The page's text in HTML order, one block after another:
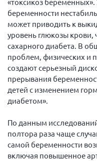
г. Севастополь
Самарская область
Самарская
Самарская
Свердловская
Смоленская область
Ставропольский край
Сахалинская
Томская область
Тульская область
беременности
может приводить к
уровень глюкозы крови,
сахарного диабета. В
проблем, физических и
создают серьезный
прерывания
детей с изменением
диабетом».
По данным
полтора раза чаще
самой беременности
включая повышенное